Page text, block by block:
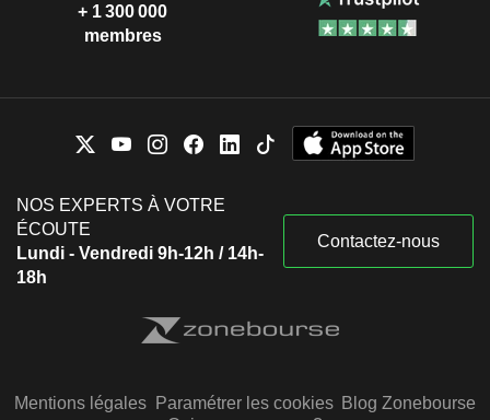
+ 1 300 000
membres
NOS EXPERTS À VOTRE
ÉCOUTE
Lundi - Vendredi 9h-12h / 14h-
18h
Contactez-nous
Mentions légales Paramétrer les cookies Blog Zonebourse